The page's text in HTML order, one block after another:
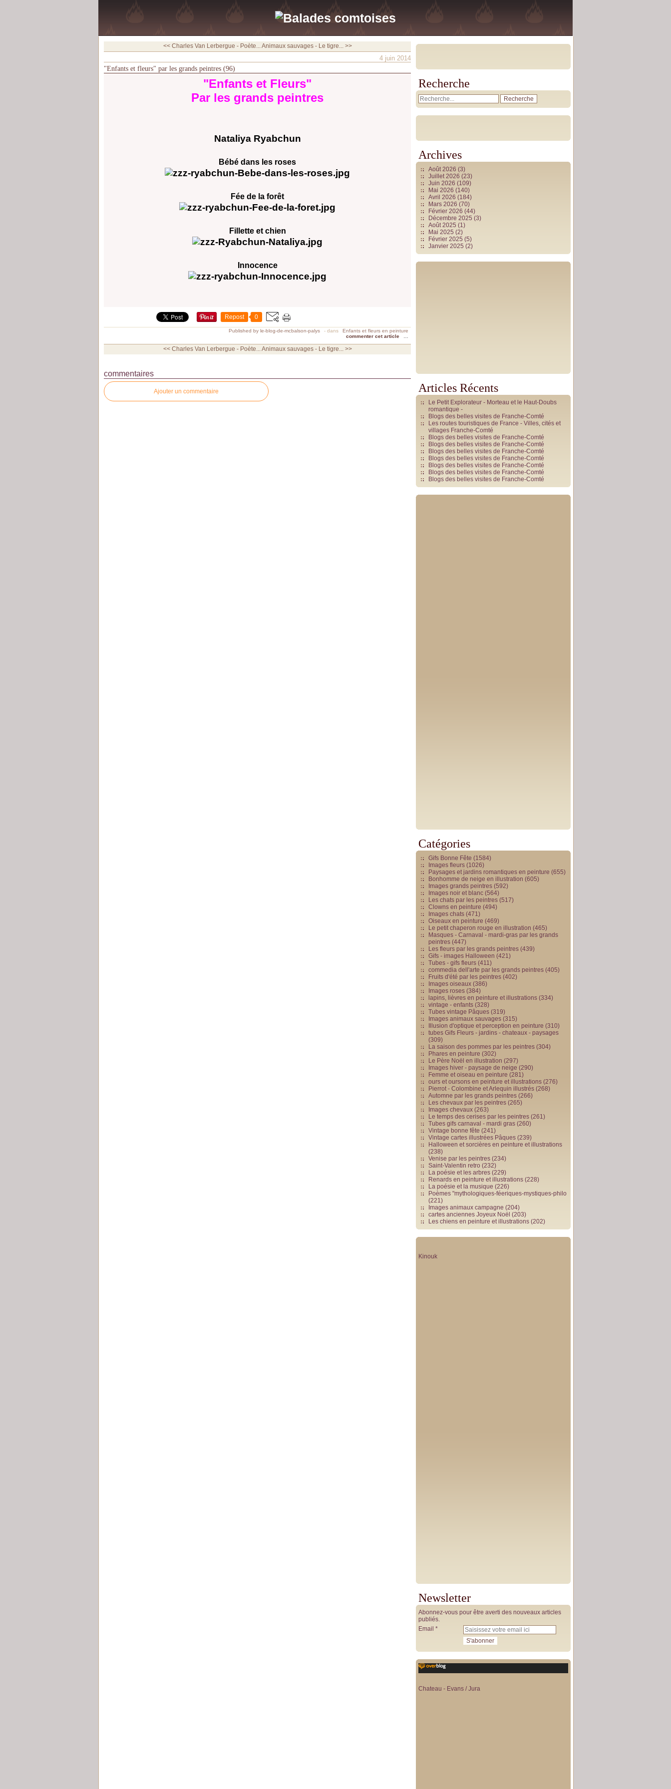
<< Charles Van Lerbergue - Poète...Animaux sauvages - Le tigre... >>
4 juin 2014
"Enfants et fleurs" par les grands peintres (96)
"Enfants et Fleurs"
Par les grands peintres
Nataliya Ryabchun
Bébé dans les roses
Fée de la forêt
Fillette et chien
Innocence
Repost 0
Published by le-blog-de-mcbalson-palys - dans
Enfants et fleurs en peinture
commenter cet article
<< Charles Van Lerbergue - Poète...Animaux sauvages - Le tigre... >>
commentaires
Ajouter un commentaire
Recherche
Archives
Août 2026 (3)
Juillet 2026 (23)
Juin 2026 (109)
Mai 2026 (140)
Avril 2026 (184)
Mars 2026 (70)
Février 2026 (44)
Décembre 2025 (3)
Août 2025 (1)
Mai 2025 (2)
Février 2025 (5)
Janvier 2025 (2)
Articles Récents
Le Petit Explorateur - Morteau et le Haut-Doubs
romantique -
Blogs des belles visites de Franche-Comté
Les routes touristiques de France - Villes, cités et
villages Franche-Comté
Blogs des belles visites de Franche-Comté
Blogs des belles visites de Franche-Comté
Blogs des belles visites de Franche-Comté
Blogs des belles visites de Franche-Comté
Blogs des belles visites de Franche-Comté
Blogs des belles visites de Franche-Comté
Blogs des belles visites de Franche-Comté
Catégories
Gifs Bonne Fête (1584)
Images fleurs (1026)
Paysages et jardins romantiques en peinture (655)
Bonhomme de neige en illustration (605)
Images grands peintres (592)
Images noir et blanc (564)
Les chats par les peintres (517)
Clowns en peinture (494)
Images chats (471)
Oiseaux en peinture (469)
Le petit chaperon rouge en illustration (465)
Masques - Carnaval - mardi-gras par les grands
peintres (447)
Les fleurs par les grands peintres (439)
Gifs - images Halloween (421)
Tubes - gifs fleurs (411)
commedia dell'arte par les grands peintres (405)
Fruits d'été par les peintres (402)
Images oiseaux (386)
Images roses (384)
lapins, lièvres en peinture et illustrations (334)
vintage - enfants (328)
Tubes vintage Pâques (319)
Images animaux sauvages (315)
Illusion d'optique et perception en peinture (310)
tubes Gifs Fleurs - jardins - chateaux - paysages
(309)
La saison des pommes par les peintres (304)
Phares en peinture (302)
Le Père Noël en illustration (297)
Images hiver - paysage de neige (290)
Femme et oiseau en peinture (281)
ours et oursons en peinture et illustrations (276)
Pierrot - Colombine et Arlequin illustrés (268)
Automne par les grands peintres (266)
Les chevaux par les peintres (265)
Images chevaux (263)
Le temps des cerises par les peintres (261)
Tubes gifs carnaval - mardi gras (260)
Vintage bonne fête (241)
Vintage cartes illustrées Pâques (239)
Halloween et sorcières en peinture et illustrations
(238)
Venise par les peintres (234)
Saint-Valentin retro (232)
La poésie et les arbres (229)
Renards en peinture et illustrations (228)
La poésie et la musique (226)
Poèmes "mythologiques-féeriques-mystiques-philo
(221)
Images animaux campagne (204)
cartes anciennes Joyeux Noël (203)
Les chiens en peinture et illustrations (202)
Kinouk
Newsletter
Abonnez-vous pour être averti des nouveaux articles
publiés.
Email
Chateau - Evans / Jura